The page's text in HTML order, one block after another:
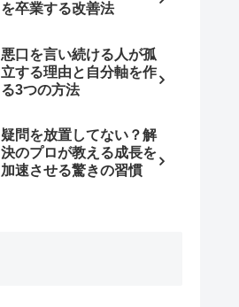
を卒業する改善法
悪口を言い続ける人が孤
立する理由と自分軸を作
る3つの方法
疑問を放置してない？解
決のプロが教える成長を
加速させる驚きの習慣